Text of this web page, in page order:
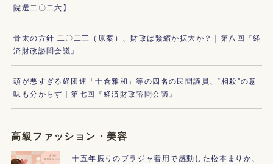
院選二〇二六】
骨太の方針 二〇二三（原案）、財政は緊縮か拡大か？｜第八回『経
済財政諮問会議』
頭が悪すぎる経団連「十倉雅和」等の四名の民間議員、“相殺”の意
味も分からず｜第七回『経済財政諮問会議』
高級ファッション・美容
十五年振りのブラジャ着用で感動した松本まりか、